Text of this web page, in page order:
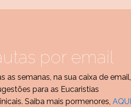
por email
as semanas, na sua caixa de email,
para as Eucaristias
Saiba mais pormenores, AQUI